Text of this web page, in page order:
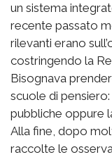
un sistema
recente passato
rilevanti erano
costringendo la
Bisognava
scuole di
pubbliche oppure
Alla fine, dopo
raccolte le